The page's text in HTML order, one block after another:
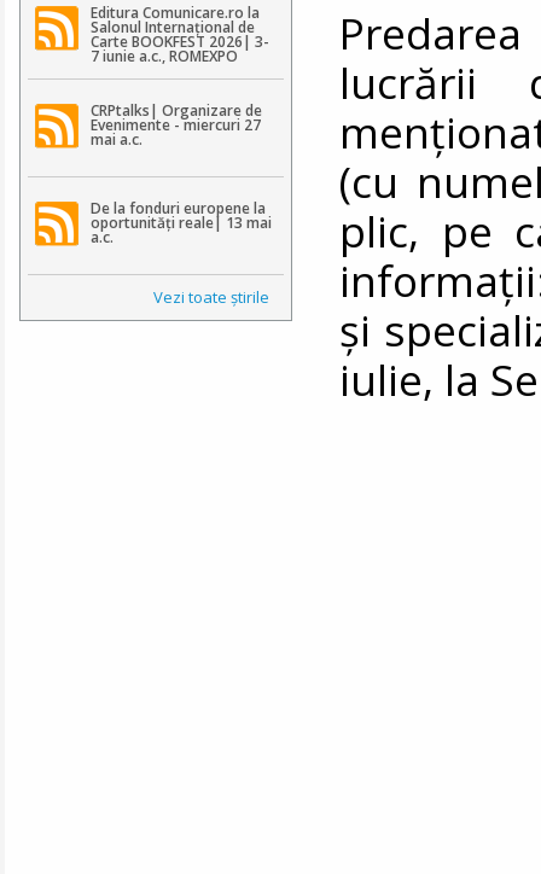
Editura Comunicare.ro la
Salonul Internațional de
Carte BOOKFEST 2026| 3-
7 iunie a.c., ROMEXPO
CRPtalks| Organizare de
Evenimente - miercuri 27
mai a.c.
De la fonduri europene la
oportunități reale| 13 mai
a.c.
Vezi toate ştirile
lucrării
(cu
plic, pe
şi
iulie, la